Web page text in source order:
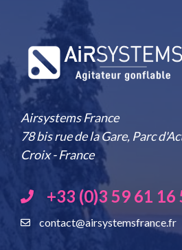
Airsystems France
78 bis rue de la Gare, Parc
Croix - France
+33 (0)3 59 61 16
contact@airsystemsfrance.fr